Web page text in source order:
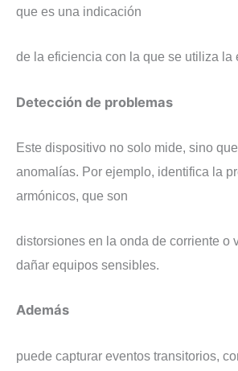
que es una indicación
de la eficiencia con la que se utiliza la
​Detección de problemas
​Este dispositivo no solo mide, sino
anomalías. Por ejemplo, identifica la
armónicos, que son
distorsiones en la onda de corriente o
dañar equipos sensibles.
Además
puede capturar eventos transitorios,